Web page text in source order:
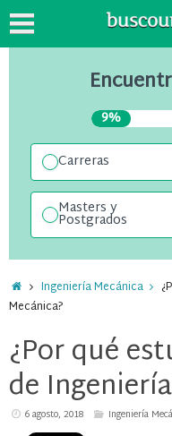
9%
Carreras
Masters y
Postgrados
Ingeniería Mecánica
Mecánica?
¿Por qué
de
6 agosto, 2018 Ingeniería